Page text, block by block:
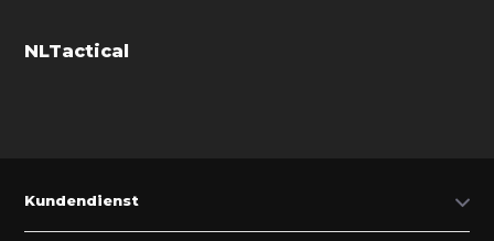
NLTactical
Kundendienst